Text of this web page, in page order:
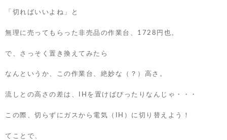
「切ればいいよね」と
無理に売ってもらった非売品の作業台、1728円也。
で、さっそく置き換えてみたら
なんというか、この作業台、絶妙な（？）高さ。
流しとの高さの差は、IHを置けばぴったりなんじゃ・・・
この際、切らずにガスから電気（IH）に切り替えよう！
てことで、